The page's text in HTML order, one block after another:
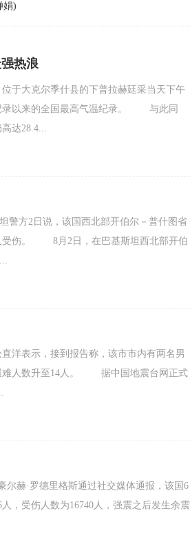
娟)
热浪
大克尔季什县的下普拉赫廷采当天下午
录以来的全国最高气温纪录。 与此同
达28.4...
方2日说，该国西北部开伯尔－普什图省
受伤。 8月2日，在巴基斯坦西北部开伯
表示，接到报告称，该市市内有两名男
难人数升至14人。 据中国地震台网正式
尔赫·罗德里格斯通过社交媒体通报，该国6
，受伤人数为16740人，强震之后发生余震